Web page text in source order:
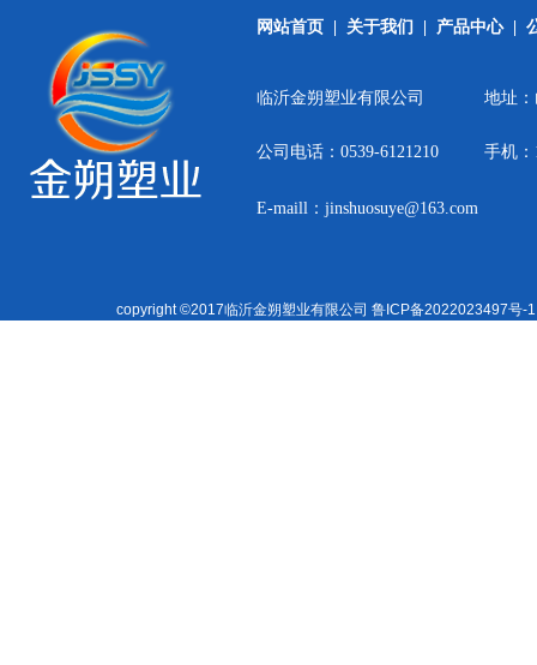
网站首页 关于我们 产品中心
临沂金朔塑业有限公司 地址
公司电话：0539-6121210 手机：
E-maill：jinshuosuye@163.com
copyright ©2017临沂金朔塑业有限公司 鲁ICP备2022023497号-1